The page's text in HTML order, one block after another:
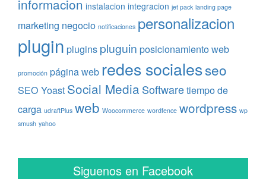
informacion instalacion integracion jet pack landing page
marketing negocio notificaciones personalizacion
plugin plugins pluguin posicionamiento web
promoción página web redes socialesseo
SEO Yoast Social Media Softwaretiempo de
carga udraftPlus web Woocommerce wordfence wordpress wp
smush yahoo
Siguenos en Facebook